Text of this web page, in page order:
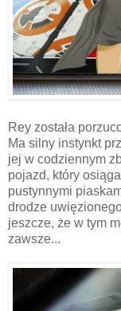
Rey została
Ma silny instynkt
jej w codziennym
pojazd, który
pustynnymi
drodze
jeszcze, że w tym
zawsze...